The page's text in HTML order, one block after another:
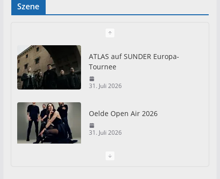
Szene
ATLAS auf SUNDER Europa-
Tournee
31. Juli 2026
Oelde Open Air 2026
31. Juli 2026
I Prevail – Violent Nature